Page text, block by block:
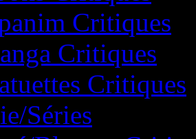
Critiques
Critiques
Critiques
Séries